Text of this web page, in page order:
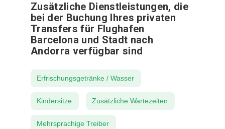
Zusätzliche Dienstleistungen, die
bei der Buchung Ihres privaten
Transfers für Flughafen
Barcelona und Stadt nach
Andorra verfügbar sind
Erfrischungsgetränke / Wasser
Kindersitze Zusätzliche Wartezeiten
Mehrsprachige Treiber